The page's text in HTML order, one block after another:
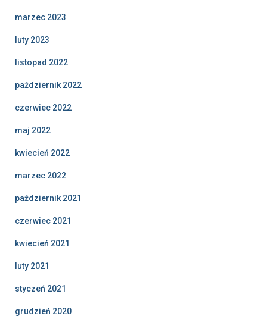
marzec 2023
luty 2023
listopad 2022
październik 2022
czerwiec 2022
maj 2022
kwiecień 2022
marzec 2022
październik 2021
czerwiec 2021
kwiecień 2021
luty 2021
styczeń 2021
grudzień 2020